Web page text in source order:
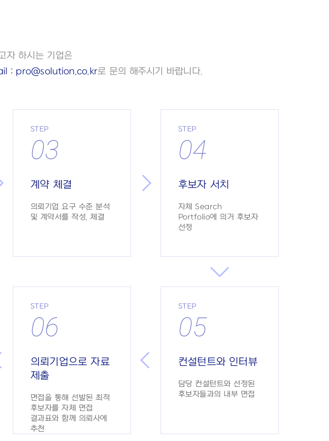
자 하시는 기업은
: pro@solution.co.kr로 문의 해주시기 바랍니다.
STEP
03
계약 체결
의뢰기업 요구 수준 분석
및 계약서를 작성, 체결
STEP
04
후보자 서치
자체 Search
Portfolio에 의거 후보자
선정
STEP
05
컨설턴트와 인터뷰
담당 컨설턴트와 선정된
후보자들과의 내부 면접
STEP
06
의뢰기업으로 자료
제출
면접을 통해 선발된 최적
후보자를 자체 면접
결과표와 함께 의뢰사에
추천